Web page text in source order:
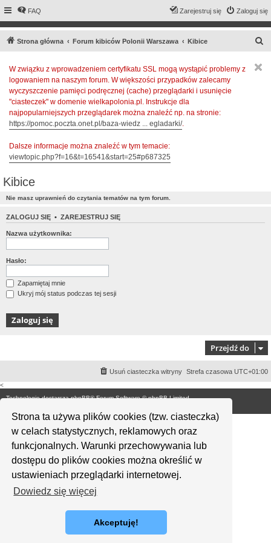
Strona ta używa plików cookies (tzw. ciasteczka)
w celach statystycznych, reklamowych oraz
funkcjonalnych. Warunki przechowywania lub
dostępu do plików cookies można określić w
ustawieniach przeglądarki internetowej.
Dowiedz się więcej
Akceptuję!
FAQ Zaloguj się
Zarejestruj się
Strona główna Forum kibiców Polonii Warszawa Kibice
W związku z wprowadzeniem certyfikatu SSL mogą wystąpić problemy z
logowaniem na naszym forum. W większości przypadków zalecamy
wyczyszczenie pamięci podręcznej (cache) przeglądarki i usunięcie
"ciasteczek" w domenie wielkapolonia.pl. Instrukcje dla
najpopularniejszych przeglądarek można znaleźć np. na stronie:
https://pomoc.poczta.onet.pl/baza-wiedz ... egladarki/.
Dalsze informacje można znaleźć w tym temacie:
viewtopic.php?f=16&t=16541&start=25#p687325
Kibice
Nie masz uprawnień do czytania tematów na tym forum.
ZALOGUJ SIĘ • ZAREJESTRUJ SIĘ
Nazwa użytkownika:
Hasło:
Zapamiętaj mnie
Ukryj mój status podczas tej sesji
Przejdź do
Strefa czasowa UTC+01:00
Usuń ciasteczka witryny
<
Technologię dostarczaphpBB® Forum Software © phpBB Limited